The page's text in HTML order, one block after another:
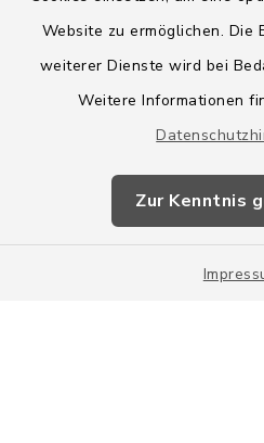
Website zu ermöglichen. Die
weiterer Dienste wird bei
Weitere Informationen
Zur Kenntnis